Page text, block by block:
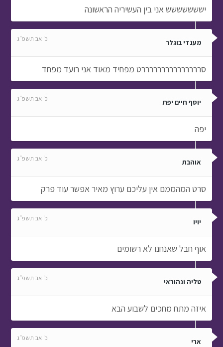
יששששששש אני בין העשיריה הראשונה
מענדי בוגלר כ' אב תשפ"ג
סרררררררררררררררט מפחיד מאוד אני רועד מפחד
יוסף חיים יפת כ' אב תשפ"ג
יפה
אוהבת כ' אב תשפ"ג
סרט המהממם אין עליכם ערוץ מאיר אפשר עוד פרק
יויו כ' אב תשפ"ג
אוף חבל שאנחנו לא רשומים
טליה ונהוראי כ' אב תשפ"ג
איזה מתח מחכים לשבוע הבא
ארי כ' אב תשפ"ג